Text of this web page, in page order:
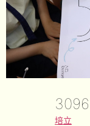
3096
培立